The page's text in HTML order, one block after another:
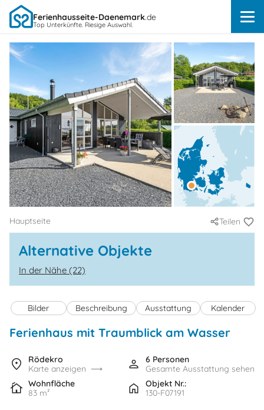
Ferienhausseite-Daenemark.de
Top Unterkünfte. Riesige Auswahl.
Hauptseite Teilen
Alternative Objekte
In der Nähe (22)
Bilder Beschreibung Ausstattung Kalender
Ferienhaus mit Traumblick am Wasser
Rödekro
Karte anzeigen
6 Personen
Gesamte Ausstattung sehen
Wohnfläche
83 m²
Objekt Nr.:
130-F07191